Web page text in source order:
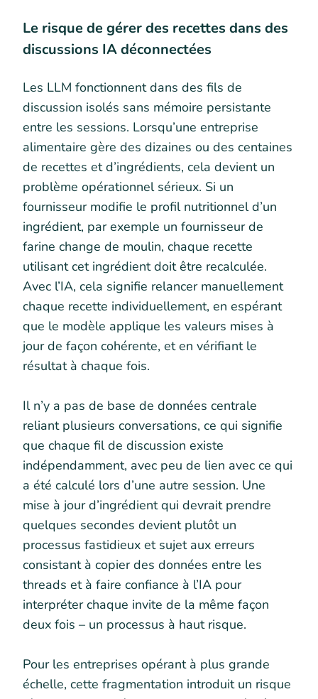
Le risque de gérer des recettes dans des
discussions IA déconnectées
Les LLM fonctionnent dans des fils de
discussion isolés sans mémoire persistante
entre les sessions. Lorsqu’une entreprise
alimentaire gère des dizaines ou des centaines
de recettes et d’ingrédients, cela devient un
problème opérationnel sérieux. Si un
fournisseur modifie le profil nutritionnel d’un
ingrédient, par exemple un fournisseur de
farine change de moulin, chaque recette
utilisant cet ingrédient doit être recalculée.
Avec l’IA, cela signifie relancer manuellement
chaque recette individuellement, en espérant
que le modèle applique les valeurs mises à
jour de façon cohérente, et en vérifiant le
résultat à chaque fois.
Il n’y a pas de base de données centrale
reliant plusieurs conversations, ce qui signifie
que chaque fil de discussion existe
indépendamment, avec peu de lien avec ce qui
a été calculé lors d’une autre session. Une
mise à jour d’ingrédient qui devrait prendre
quelques secondes devient plutôt un
processus fastidieux et sujet aux erreurs
consistant à copier des données entre les
threads et à faire confiance à l’IA pour
interpréter chaque invite de la même façon
deux fois – un processus à haut risque.
Pour les entreprises opérant à plus grande
échelle, cette fragmentation introduit un risque